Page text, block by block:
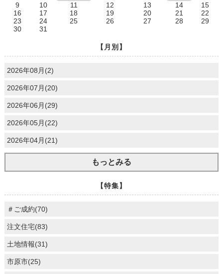
9
10 11 12 13 14
15
16
17 18 19 20 21
22
23
24 25 26 27 28
29
30
31
【月別】
2026年08月(2)
2026年07月(20)
2026年06月(29)
2026年05月(22)
2026年04月(21)
もっとみる
【特集】
＃ご成約(70)
注文住宅(83)
土地情報(31)
市原市(25)